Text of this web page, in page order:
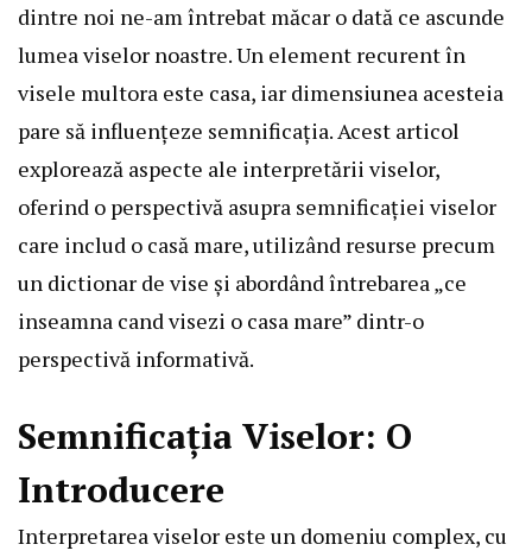
dintre noi ne-am întrebat măcar o dată ce ascunde
lumea viselor noastre. Un element recurent în
visele multora este casa, iar dimensiunea acesteia
pare să influențeze semnificația. Acest articol
explorează aspecte ale interpretării viselor,
oferind o perspectivă asupra semnificației viselor
care includ o casă mare, utilizând resurse precum
un dictionar de vise și abordând întrebarea „ce
inseamna cand visezi o casa mare” dintr-o
perspectivă informativă.
Semnificația Viselor: O
Introducere
Interpretarea viselor este un domeniu complex, cu